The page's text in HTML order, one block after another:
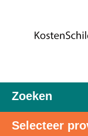
Zoeken
Selecteer